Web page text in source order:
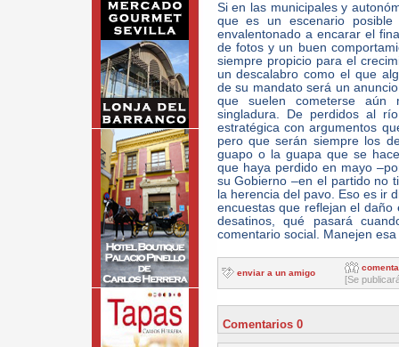
Si en las municipales y
que es un escenario
envalentonado a encarar el
de fotos y un buen
siempre propicio para el
un descalabro como el que
de su mandato será un
que suelen cometerse
singladura. De perdidos al
estratégica con argumentos
pero que serán siempre los
guapo o la guapa que se
que haya perdido en mayo
su Gobierno –en el partido no
la herencia del pavo. Eso es ir
encuestas que reflejan el
desatinos, qué pasará
comentario social. Manejen
enviar a un amigo
[Se
Comentarios 0